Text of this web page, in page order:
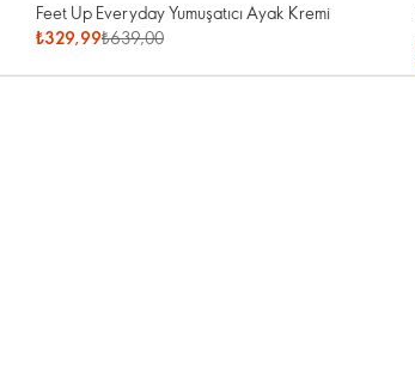
Feet Up Everyday Yumuşatıcı Ayak Kremi
₺329,99₺639,00